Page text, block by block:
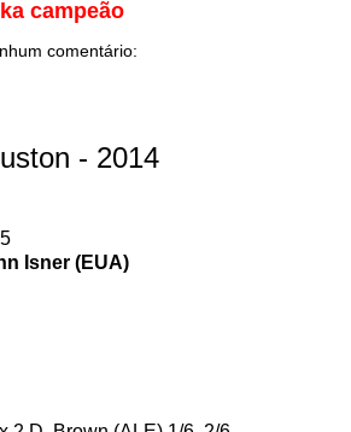
campeão
comentário:
- 2014
Isner (EUA)